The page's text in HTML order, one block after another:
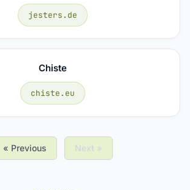
jesters.de
Chiste
chiste.eu
« Previous Next »